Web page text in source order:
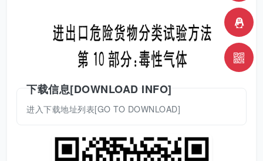
下载信息[DOWNLOAD INFO]
进入下载地址列表[GO TO DOWNLOAD]